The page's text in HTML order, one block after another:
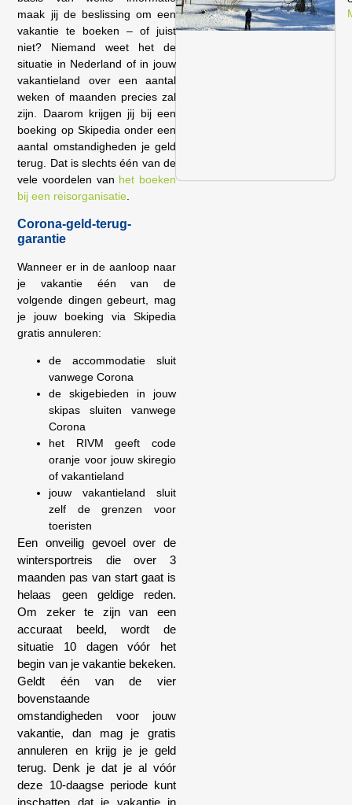
maak jij de beslissing om een
vakantie te boeken – of juist
niet? Niemand weet het de
situatie in Nederland of in jouw
vakantieland over een aantal
weken of maanden precies zal
zijn. Daarom krijgen jij bij een
boeking op Skipedia onder een
aantal omstandigheden je geld
terug. Dat is slechts één van de
vele voordelen van het boeken
bij een reisorganisatie.
Corona-geld-terug-
garantie
Wanneer er in de aanloop naar
je vakantie één van de
volgende dingen gebeurt, mag
je jouw boeking via Skipedia
gratis annuleren:
de accommodatie sluit
vanwege Corona
de skigebieden in jouw
skipas sluiten vanwege
Corona
het RIVM geeft code
oranje voor jouw skiregio
of vakantieland
jouw vakantieland sluit
zelf de grenzen voor
toeristen
Een onveilig gevoel over de
wintersportreis die over 3
maanden pas van start gaat is
helaas geen geldige reden.
Om zeker te zijn van een
accuraat beeld, wordt de
situatie 10 dagen vóór het
begin van je vakantie bekeken.
Geldt één van de vier
bovenstaande
omstandigheden voor jouw
vakantie, dan mag je gratis
annuleren en krijg je je geld
terug. Denk je dat je al vóór
deze 10-daagse periode kunt